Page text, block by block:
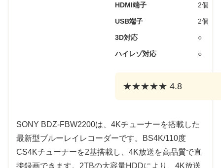
HDMI端子 2個
USB端子 2個
3D対応 ○
ハイレゾ対応 ○
★★★★★ 4.8
SONY BDZ-FBW2200は、4Kチューナーを搭載した
最新型ブルーレイレコーダーです。BS4K/110度
CS4Kチューナーを2基搭載し、4K放送を高品質で直
接録画できます。2TBの大容量HDDにより、4K放送